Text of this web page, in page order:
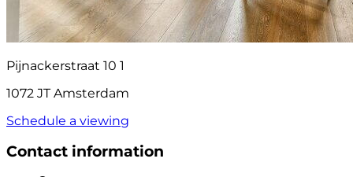
Pijnackerstraat 10 1
1072 JT Amsterdam
Schedule a viewing
Contact information